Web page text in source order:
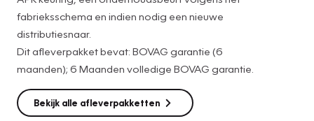
indicatie kunt u foto's sturen, samen met een juiste
beschrijving van eventuele schades en een beschrijving
van de technische staat van de auto.
Dat kunt u -appen naar 06-83532890. Wij reageren dan
met een voorlopige, vrijblijvende prijsindicatie.
fabrieksschema en indien nodig een nieuwe
distributiesnaar.
Dit afleverpakket bevat: BOVAG garantie (6
maanden); 6 Maanden volledige BOVAG garantie.
Bekijk alle afleverpakketten